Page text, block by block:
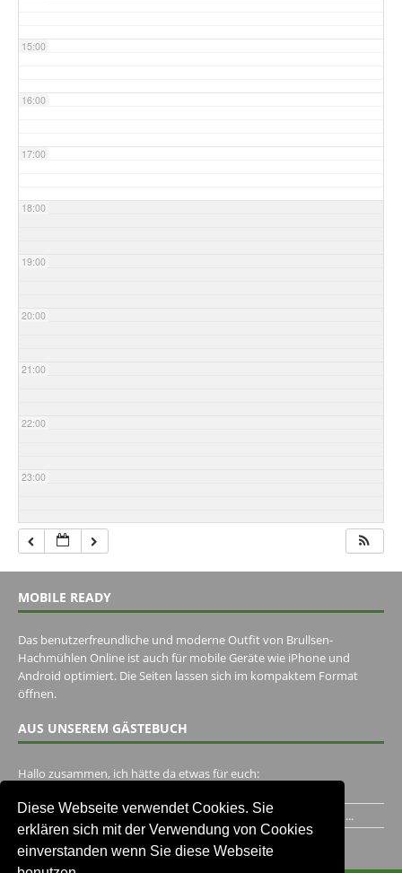
Diese Webseite verwendet Cookies. Sie
erklären sich mit der Verwendung von Cookies
einverstanden wenn Sie diese Webseite
15:00
16:00
17:00
18:00
19:00
20:00
21:00
22:00
23:00
MOBILE READY
Das benutzerfreundliche und moderne Outfit von Brullsen-
Hachmühlen Online ist auch für mobile Geräte wie iPhone und
Android optimiert. Die Seiten lassen sich im kompaktem Format
öffnen.
AUS UNSEREM GÄSTEBUCH
Hallo zusammen, ich hätte da etwas für euch:
Ich habe ein Jahr im Gasthaus Hugo Pape verbracht..Habe ihn...
Unser Gästebuch besuchen